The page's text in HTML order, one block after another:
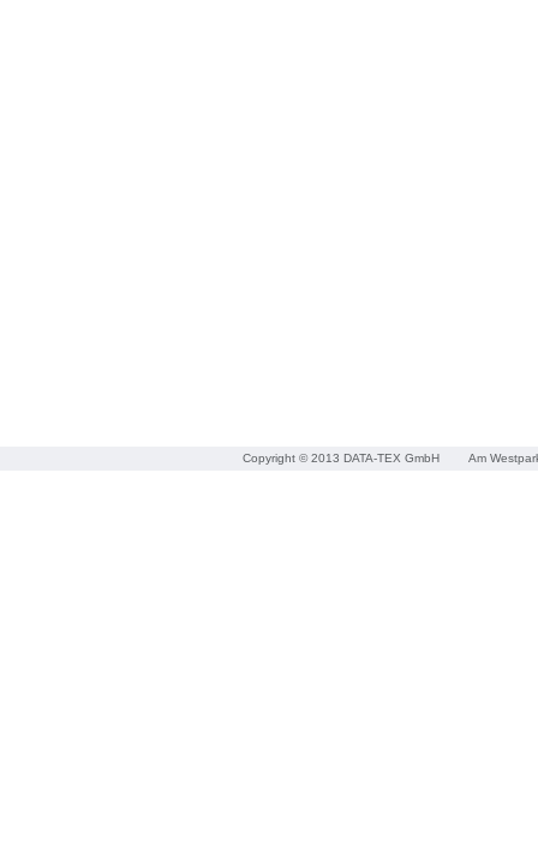
Copyright © 2013 DATA-TEX GmbH Am